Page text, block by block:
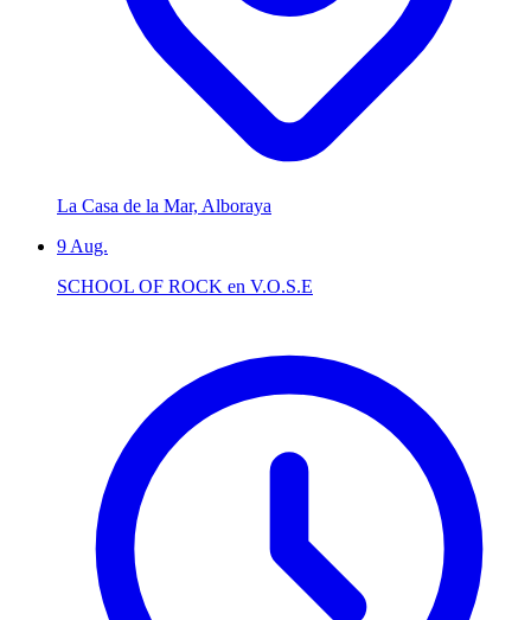
La Casa de la Mar, Alboraya
9 Aug.
SCHOOL OF ROCK en V.O.S.E